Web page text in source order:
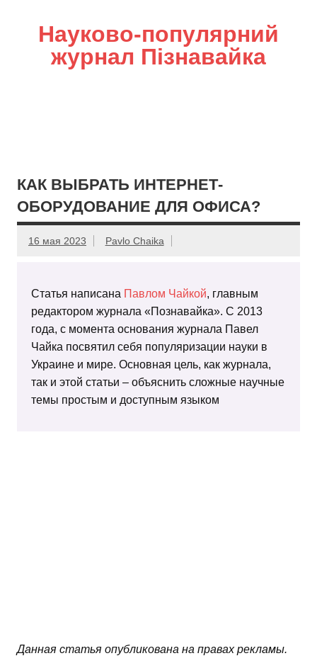
Науково-популярний
журнал Пізнавайка
КАК ВЫБРАТЬ ИНТЕРНЕТ-
ОБОРУДОВАНИЕ ДЛЯ ОФИСА?
16 мая 2023 Pavlo Chaika
Статья написана Павлом Чайкой, главным
редактором журнала «Познавайка». С 2013
года, с момента основания журнала Павел
Чайка посвятил себя популяризации науки в
Украине и мире. Основная цель, как журнала,
так и этой статьи – объяснить сложные научные
темы простым и доступным языком
Данная статья опубликована на правах рекламы.